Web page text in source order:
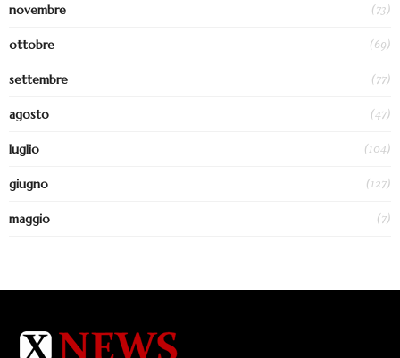
novembre (73)
ottobre (69)
settembre (77)
agosto (47)
luglio (104)
giugno (127)
maggio (7)